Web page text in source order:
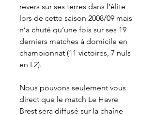
revers sur ses terres dans l’élite
lors de cette saison 2008/09 mais
n’a chuté qu’une fois sur ses 19
derniers matches à domicile en
championnat (11 victoires, 7 nuls
en L2).
Nous pouvons seulement vous
direct que le match Le Havre
Brest sera diffusé sur la chaîne